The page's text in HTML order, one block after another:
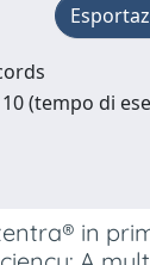
(tempo di
in